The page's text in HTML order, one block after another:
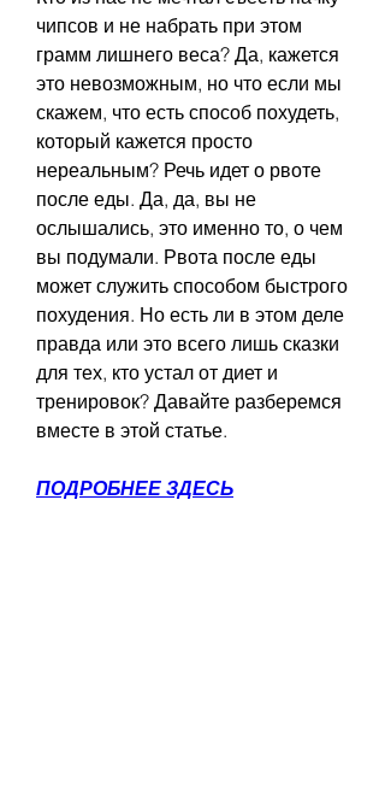
чипсов и не набрать при этом
грамм лишнего веса? Да, кажется
это невозможным, но что если мы
скажем, что есть способ похудеть,
который кажется просто
нереальным? Речь идет о рвоте
после еды. Да, да, вы не
ослышались, это именно то, о чем
вы подумали. Рвота после еды
может служить способом быстрого
похудения. Но есть ли в этом деле
правда или это всего лишь сказки
для тех, кто устал от диет и
тренировок? Давайте разберемся
вместе в этой статье.
ПОДРОБНЕЕ ЗДЕСЬ